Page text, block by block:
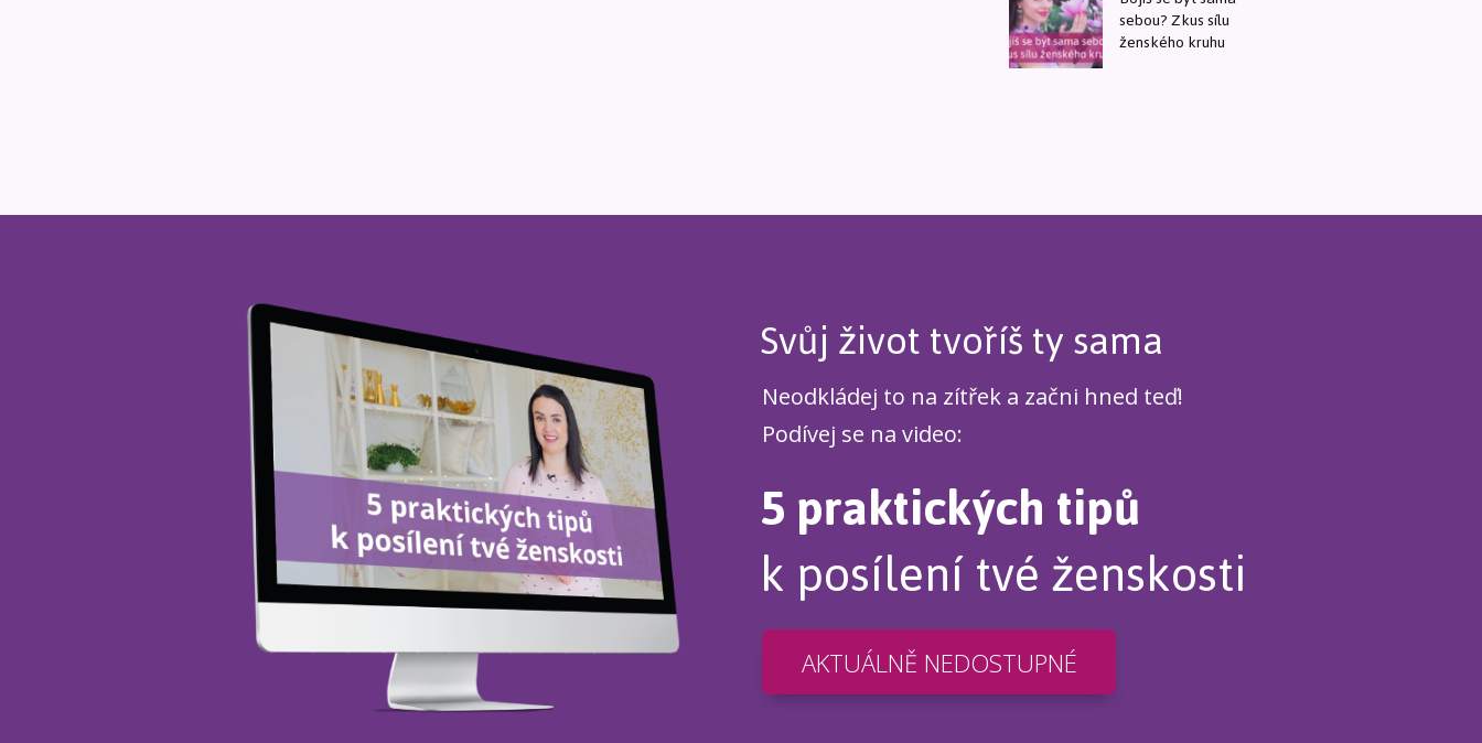
sebou? Zkus sílu
ženského kruhu
Svůj život tvoříš ty sama
Neodkládej to na zítřek a začni hned teď!
Podívej se na video:
5 praktických tipů
k posílení tvé ženskosti
AKTUÁLNĚ NEDOSTUPNÉ